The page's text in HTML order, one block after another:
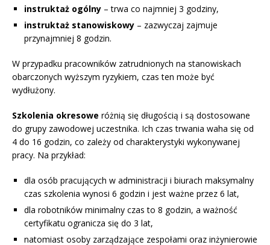
instruktaż ogólny – trwa co najmniej 3 godziny,
instruktaż stanowiskowy – zazwyczaj zajmuje
przynajmniej 8 godzin.
W przypadku pracowników zatrudnionych na stanowiskach
obarczonych wyższym ryzykiem, czas ten może być
wydłużony.
Szkolenia okresowe różnią się długością i są dostosowane
do grupy zawodowej uczestnika. Ich czas trwania waha się od
4 do 16 godzin, co zależy od charakterystyki wykonywanej
pracy. Na przykład:
dla osób pracujących w administracji i biurach maksymalny
czas szkolenia wynosi 6 godzin i jest ważne przez 6 lat,
dla robotników minimalny czas to 8 godzin, a ważność
certyfikatu ogranicza się do 3 lat,
natomiast osoby zarządzające zespołami oraz inżynierowie